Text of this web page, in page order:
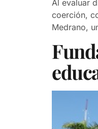
Al evaluar
coerción,
Medrano,